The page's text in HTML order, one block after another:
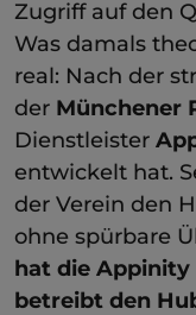
Zugriff auf den
Was damals
real: Nach der
der Münchener
Dienstleister
entwickelt hat.
der Verein den
ohne spürbare
hat die Appinity
betreibt den